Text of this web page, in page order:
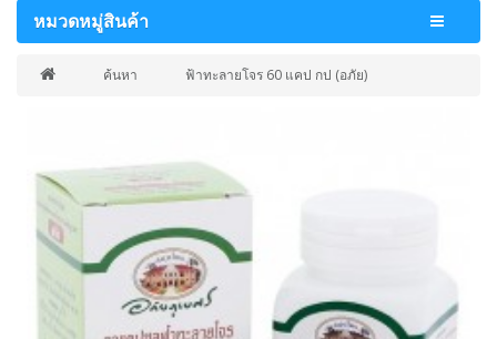
หมวดหมู่สินค้า
ค้นหา ฟ้าทะลายโจร 60 แคป กป (อภัย)